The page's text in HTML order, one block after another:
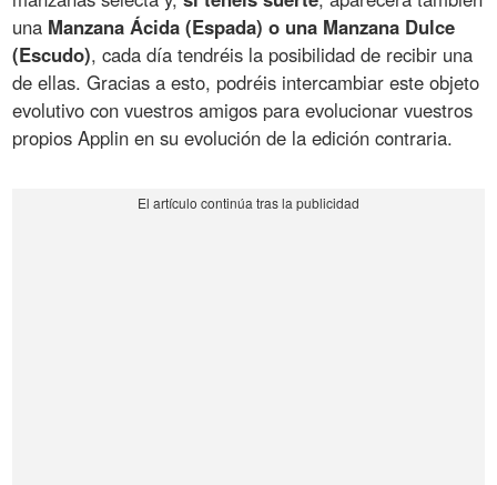
una Manzana Ácida (Espada) o una Manzana Dulce
(Escudo), cada día tendréis la posibilidad de recibir una
de ellas. Gracias a esto, podréis intercambiar este objeto
evolutivo con vuestros amigos para evolucionar vuestros
propios Applin en su evolución de la edición contraria.